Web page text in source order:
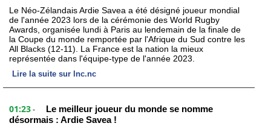
Le Néo-Zélandais Ardie Savea a été désigné joueur mondial
de l'année 2023 lors de la cérémonie des World Rugby
Awards, organisée lundi à Paris au lendemain de la finale de
la Coupe du monde remportée par l'Afrique du Sud contre les
All Blacks (12-11). La France est la nation la mieux
représentée dans l'équipe-type de l'année 2023.
Lire la suite sur lnc.nc
01:23 -
Le meilleur joueur du monde se nomme
désormais : Ardie Savea !